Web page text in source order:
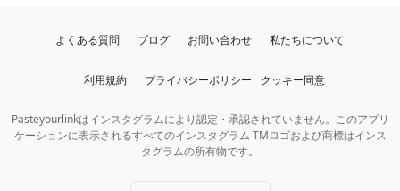
Pasteyourlinkはインスタグラムにより認定・承認されていません。このアプリ
ケーションに表示されるすべてのインスタグラム TMロゴおよび商標はインス
タグラムの所有物です。
よくある質問 ブログ お問い合わせ 私たちについて
利用規約 プライバシーポリシー クッキー同意